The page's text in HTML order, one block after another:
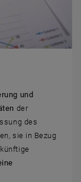
und
der
des
sie in Bezug